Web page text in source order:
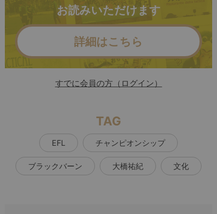
お読みいただけます
詳細はこちら
すでに会員の方（ログイン）
TAG
EFL チャンピオンシップ
ブラックバーン 大橋祐紀 文化